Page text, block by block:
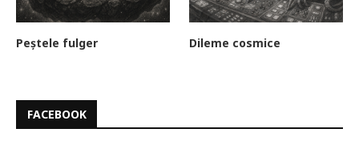
Peștele fulger Dileme cosmice
FACEBOOK